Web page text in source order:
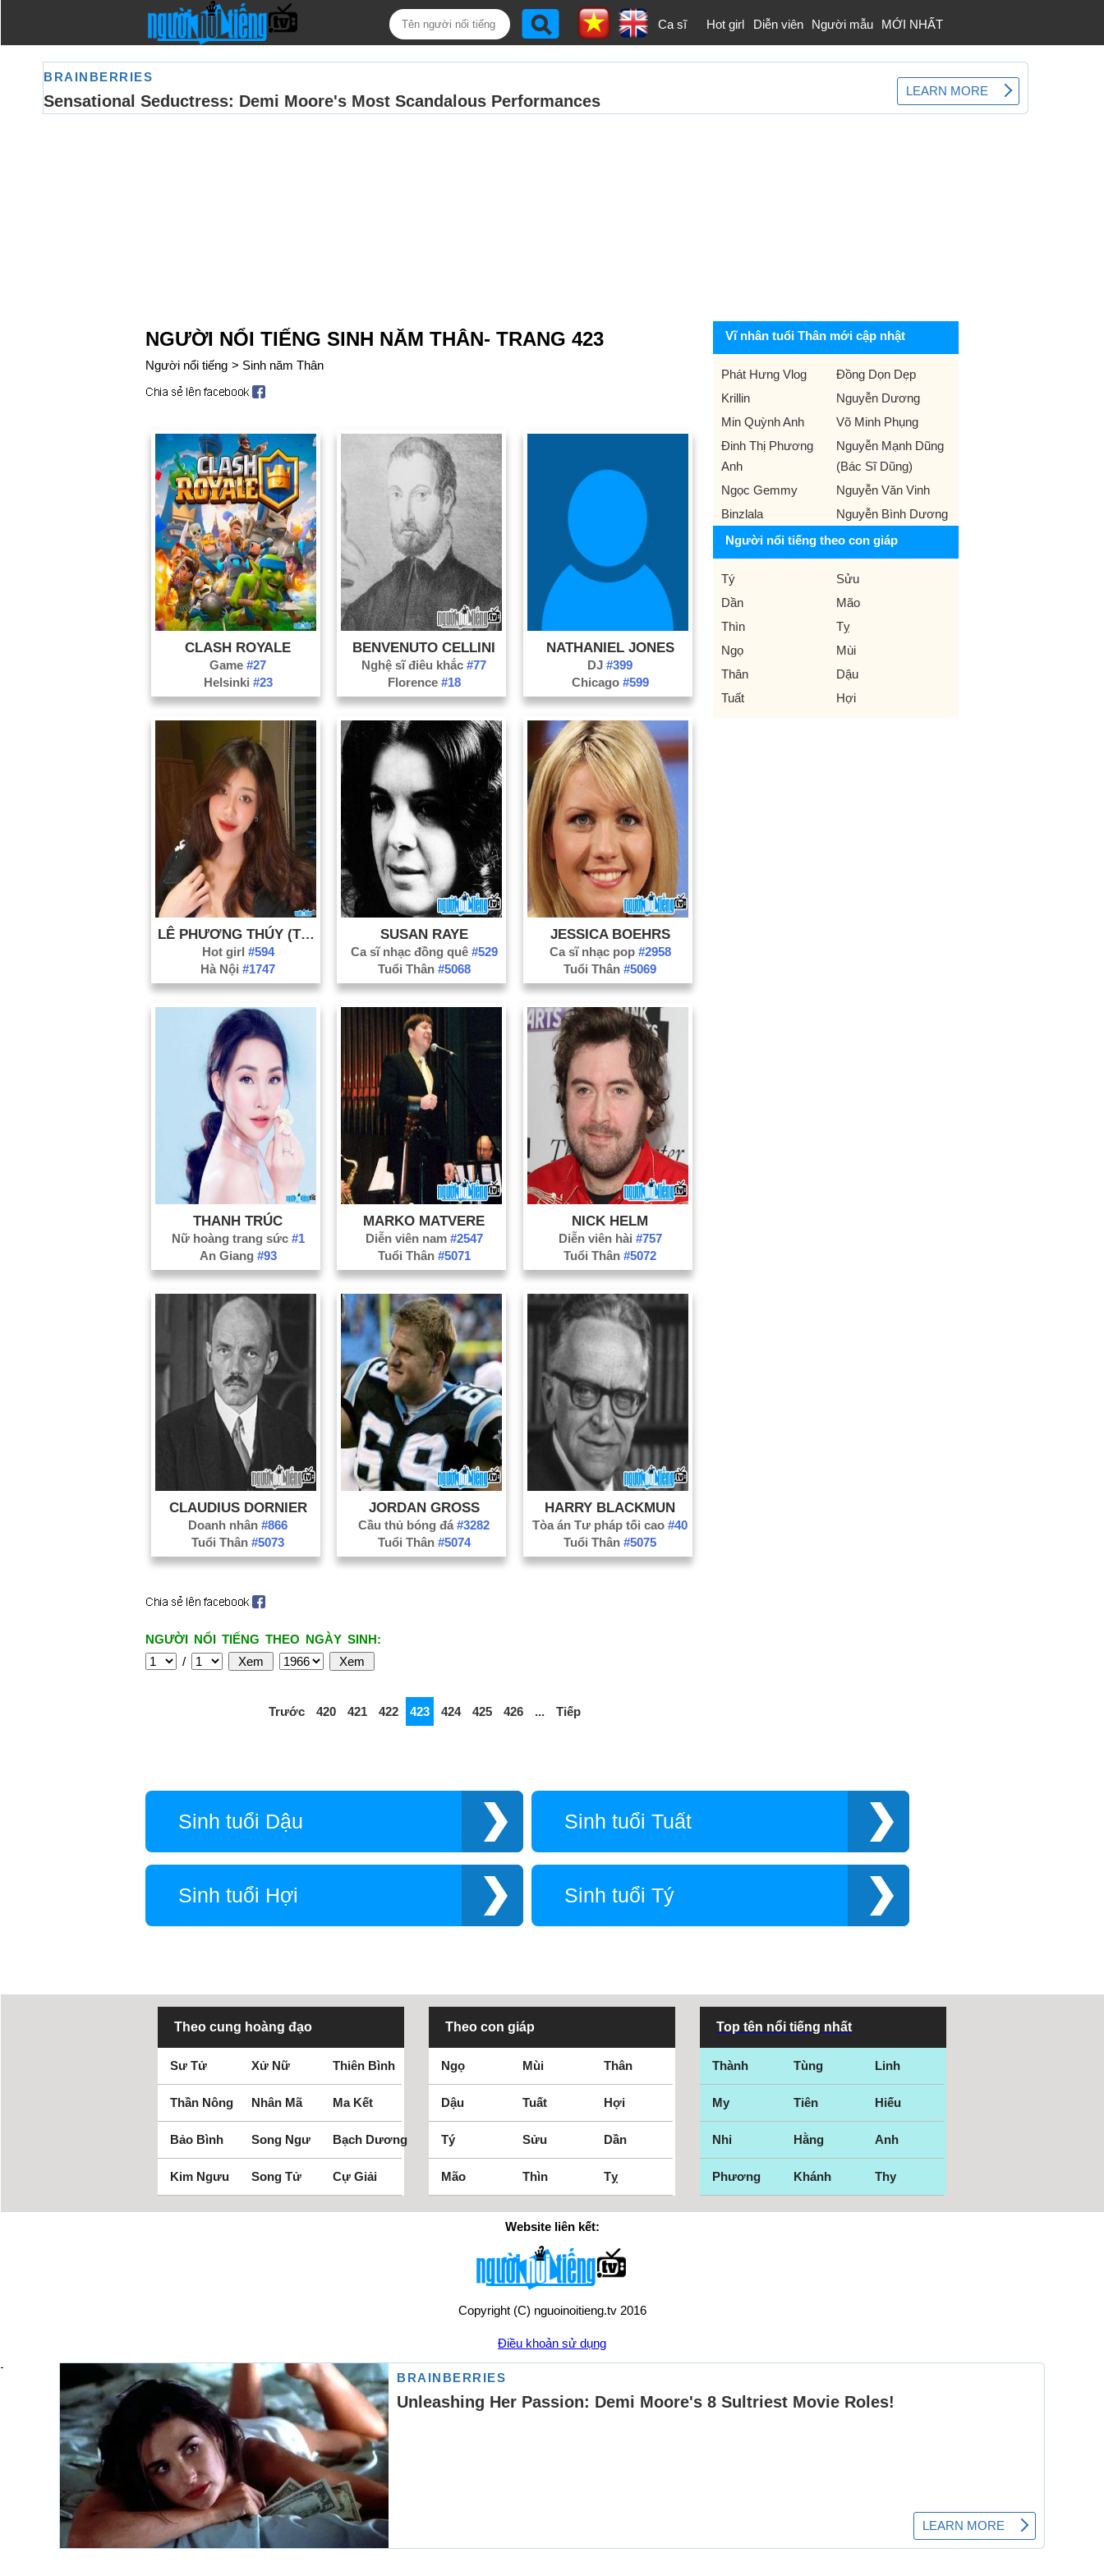
Ca sĩ Hot girl Diễn viên Người mẫu MỚI NHẤT
NGƯỜI NỔI TIẾNG SINH NĂM THÂN- TRANG 423
Người nổi tiếng > Sinh năm Thân
CLASH ROYALE
Game#27
Helsinki #23
BENVENUTO CELLINI
Nghệ sĩ điêu khắc#77
Florence #18
NATHANIEL JONES
DJ#399
Chicago #599
LÊ PHƯƠNG THÚY (THÚY EMI)
Hot girl #594
Hà Nội#1747
SUSAN RAYE
Ca sĩ nhạc đồng quê #529
Tuổi Thân #5068
JESSICA BOEHRS
Ca sĩ nhạc pop #2958
Tuổi Thân#5069
THANH TRÚC
Nữ hoàng trang sức #1
An Giang #93
MARKO MATVERE
Diễn viên nam #2547
Tuổi Thân #5071
NICK HELM
Diễn viên hài #757
Tuổi Thân#5072
CLAUDIUS DORNIER
Doanh nhân#866
Tuổi Thân#5073
JORDAN GROSS
Cầu thủ bóng đá#3282
Tuổi Thân #5074
HARRY BLACKMUN
Tòa án Tư pháp tối cao#40
Tuổi Thân#5075
NGƯỜI NỔI TIẾNG THEO NGÀY SINH:
/
Trước 420 421 422 423 424 425 426 ... Tiếp
Vĩ nhân tuổi Thân mới cập nhật
Phát Hưng Vlog
Đồng Dọn Dẹp
Krillin
Nguyễn Dương
Min Quỳnh Anh
Võ Minh Phụng
Đinh Thị Phương
Anh
Nguyễn Mạnh Dũng
(Bác Sĩ Dũng)
Ngọc Gemmy
Nguyễn Văn Vinh
Binzlala
Nguyễn Bình Dương
Người nổi tiếng theo con giáp
Tý
Sửu
Dần
Mão
Thìn
Tỵ
Ngọ
Mùi
Thân
Dậu
Tuất
Hợi
Sinh tuổi Dậu Sinh tuổi Tuất
Sinh tuổi Hợi Sinh tuổi Tý
Theo cung hoàng đạo
Sư Tử Xử Nữ Thiên Bình
Thần Nông Nhân Mã Ma Kết
Bảo Bình Song Ngư Bạch Dương
Kim Ngưu Song Tử Cự Giải
Theo con giáp
Ngọ Mùi Thân
Dậu Tuất Hợi
Tý Sửu Dần
Mão Thìn Tỵ
Top tên nổi tiếng nhất
Thành Tùng Linh
My Tiên Hiếu
Nhi Hằng Anh
Phương Khánh Thy
Website liên kết:
Copyright (C) nguoinoitieng.tv 2016
Điều khoản sử dụng